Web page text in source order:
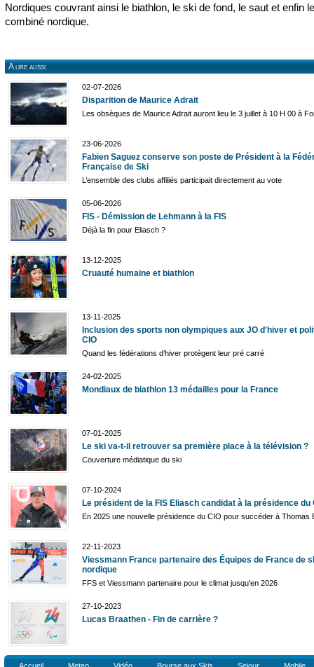
Nordiques couvrant ainsi le biathlon, le ski de fond, le saut et enfin le
combiné nordique.
A lire aussi
02-07-2026
Disparition de Maurice Adrait
Les obsèques de Maurice Adrait auront lieu le 3 juillet à 10 H 00 à
23-06-2026
Fabien Saguez conserve son poste de Président à la
Française de Ski
L’ensemble des clubs affiliés participait directement au vote
05-06-2026
FIS - Démission de Lehmann à la FIS
Déjà la fin pour Eliasch ?
13-12-2025
Cruauté humaine et biathlon
13-11-2025
Inclusion des sports non olympiques aux JO d'hiver et
CIO
Quand les fédérations d’hiver protègent leur pré carré
24-02-2025
Mondiaux de biathlon 13 médailles pour la France
07-01-2025
Le ski va-t-il retrouver sa première place à la télévision ?
Couverture médiatique du ski
07-10-2024
Le président de la FIS Eliasch candidat à la présidence du
En 2025 une nouvelle présidence du CIO pour succéder à Thomas
22-11-2023
Viessmann France partenaire des Équipes de France de
nordique
FFS et Viessmann partenaire pour le climat jusqu'en 2026
27-10-2023
Lucas Braathen - Fin de carrière ?